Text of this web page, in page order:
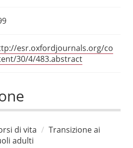
esr.oxfordjournals.org/co
30/4/483.abstract
di vita
Transizione ai
adulti